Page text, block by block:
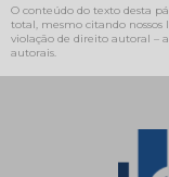
O conteúdo do texto desta
total, mesmo citando
violação de direito autoral –
autorais